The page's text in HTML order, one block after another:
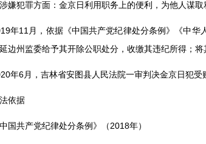
嫌犯罪方面：金京日利用职务上的便利，为他人谋
年11 月，依据《中国共产党纪律处分条例》《中
边州监委给予其开除公职处分，收缴其违纪所得；
年6月，吉林省安图县人民法院一审判决金京日犯受
依据
中国共产党纪律处分条例》（2018年）